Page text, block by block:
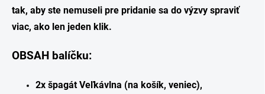
tak, aby ste nemuseli pre pridanie sa do výzvy spraviť
viac, ako len jeden klik.
OBSAH balíčku:
2x špagát Veľkávlna (na košík, veniec),